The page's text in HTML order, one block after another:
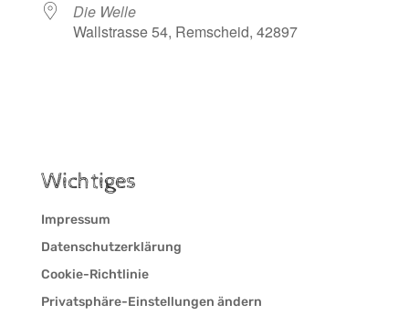
Die Welle
Wallstrasse 54, Remscheid, 42897
Wichtiges
Impressum
Datenschutzerklärung
Cookie-Richtlinie
Privatsphäre-Einstellungen ändern